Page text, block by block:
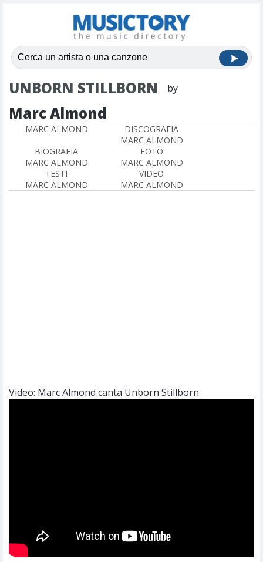
UNBORN STILLBORN by
Marc Almond
MARC ALMOND
DISCOGRAFIA
MARC ALMOND
BIOGRAFIA
MARC ALMOND
FOTO
MARC ALMOND
TESTI
MARC ALMOND
VIDEO
MARC ALMOND
Video: Marc Almond canta Unborn Stillborn